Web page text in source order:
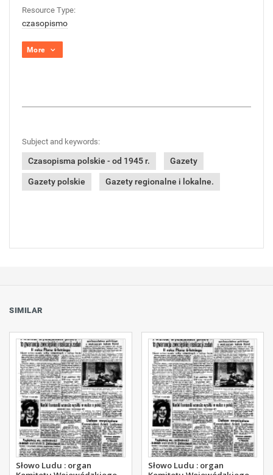
Resource Type:
czasopismo
More
Subject and keywords:
Czasopisma polskie - od 1945 r. Gazety
Gazety polskie Gazety regionalne i lokalne.
SIMILAR
Słowo Ludu : organ
Słowo Ludu : organ